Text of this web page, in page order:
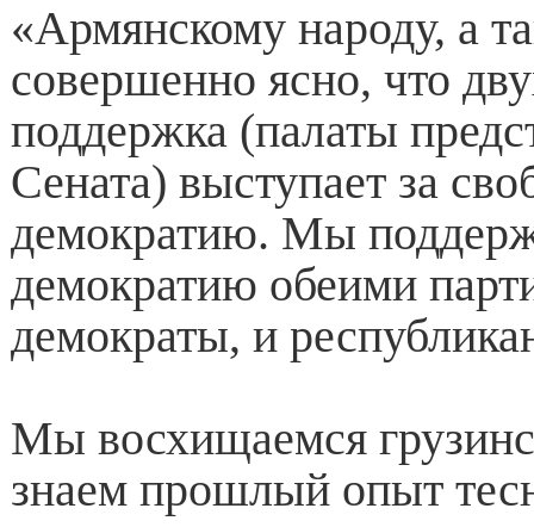
«Армянскому народу, а
совершенно ясно, что
поддержка (палаты
Сената) выступает за
демократию. Мы
демократию обеими
демократы, и
Мы восхищаемся
знаем прошлый опыт